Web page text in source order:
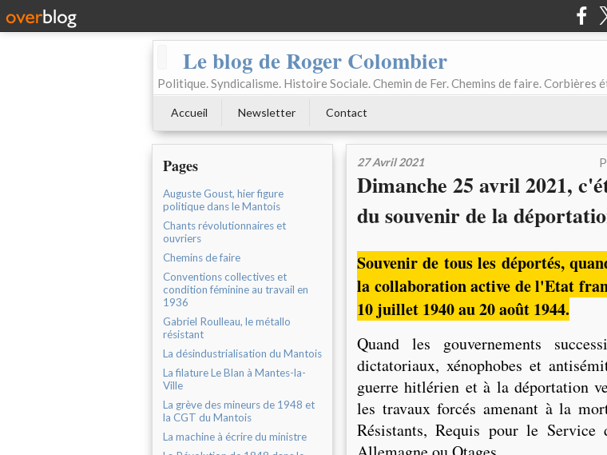
Le blog de Roger Colombier
Politique. Syndicalisme. Histoire Sociale. Chemin de Fer. Chemins de faire. Corbières
Accueil Newsletter Contact
Pages
Auguste Goust, hier figure
politique dans le Mantois
Chants révolutionnaires et
ouvriers
Chemins de faire
Conventions collectives et
condition féminine au travail en
1936
Gabriel Roulleau, le métallo
résistant
La désindustrialisation du Mantois
La filature Le Blan à Mantes-la-
Ville
La grève des mineurs de 1948 et
la CGT du Mantois
La machine à écrire du ministre
27 Avril 2021
Dimanche 25 avril 2021,
du souvenir de la
Souvenir de tous les déportés,
la collaboration active de l'Etat
10 juillet 1940 au 20 août 1944.
Quand les gouvernements
dictatoriaux, xénophobes et
guerre hitlérien et à la déportation
les travaux forcés amenant à la
Résistants, Requis pour le